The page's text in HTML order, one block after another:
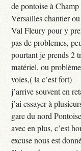
de pontoise à
Versailles chantier
Val Fleury pour y
pas de problemes,
pourtant je prends 2
matériel, ou
voies,( la c’est fort)
j’arrive souvent en
j’ai essayer à
gare du nord
avec en plus, c’est
excuse nous est